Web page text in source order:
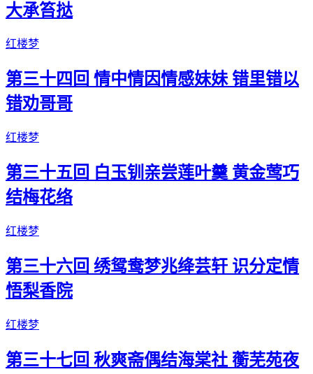
大承笞挞
红楼梦
第三十四回 情中情因情感妹妹 错里错以
错劝哥哥
红楼梦
第三十五回 白玉钏亲尝莲叶羹 黄金莺巧
结梅花络
红楼梦
第三十六回 绣鸳鸯梦兆绛芸轩 识分定情
悟梨香院
红楼梦
第三十七回 秋爽斋偶结海棠社 蘅芜苑夜